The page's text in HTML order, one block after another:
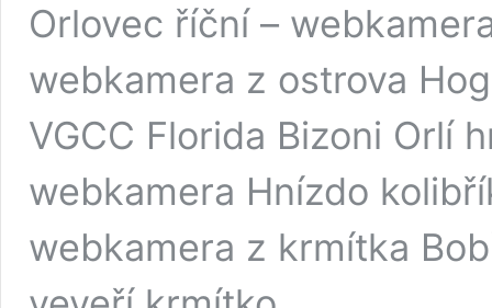
Orlovec říční –
webkamera z ostrova
VGCC Florida Bizoni Orlí
webkamera Hnízdo
webkamera z krmítka